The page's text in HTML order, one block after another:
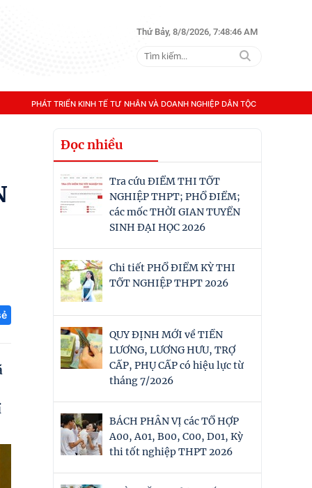
Thứ Bảy, 8/8/2026, 7:48:47 AM
PHÁT TRIỂN KINH TẾ TƯ NHÂN VÀ DOANH NGHIỆP DÂN TỘC
Đọc nhiều
Tra cứu ĐIỂM THI TỐT
NGHIỆP THPT; PHỔ ĐIỂM;
các mốc THỜI GIAN TUYỂN
SINH ĐẠI HỌC 2026
Chi tiết PHỔ ĐIỂM KỲ THI
TỐT NGHIỆP THPT 2026
QUY ĐỊNH MỚI về TIỀN
LƯƠNG, LƯƠNG HƯU, TRỢ
CẤP, PHỤ CẤP có hiệu lực từ
tháng 7/2026
BÁCH PHÂN VỊ các TỔ HỢP
A00, A01, B00, C00, D01, Kỳ
thi tốt nghiệp THPT 2026